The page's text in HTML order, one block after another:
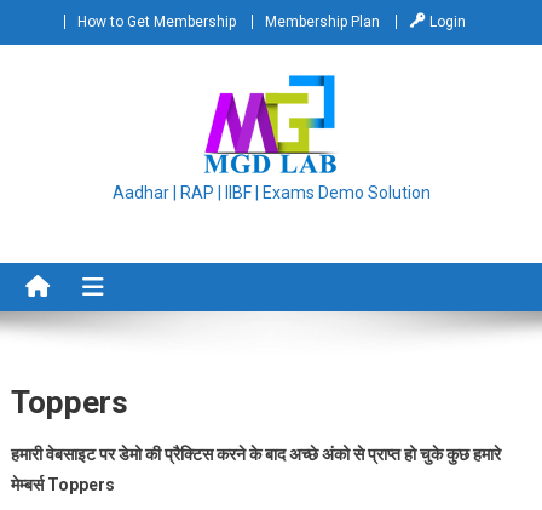
to
How to Get Membership Membership Plan Login
Aadhar | RAP | IIBF | Exams Demo Solution
Toppers
हमारी वेबसाइट पर डेमो की प्रैक्टिस करने के बाद अच्छे अंको से प्राप्त हो चुके कुछ हमारे
मेम्बर्स Toppers